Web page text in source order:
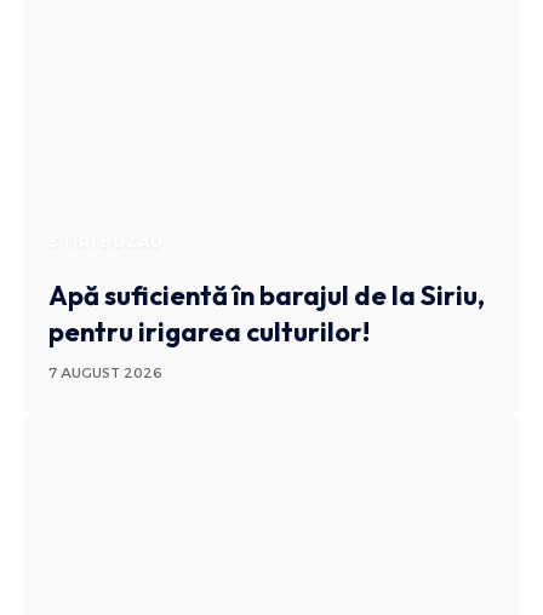
Apă suficientă în barajul de la Siriu,
pentru irigarea culturilor!
7 AUGUST 2026